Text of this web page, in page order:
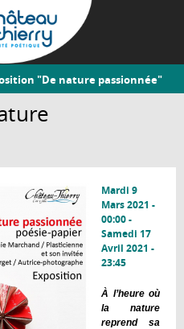
"De nature passionnée"
Mardi 9
Mars 2021 -
00:00-
Samedi 17
Avril 2021 -
23:45
À l’heure où
la nature
reprend sa